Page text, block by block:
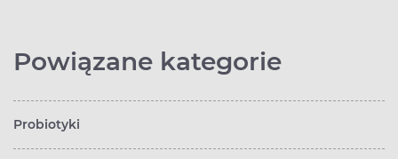
Powiązane kategorie
Probiotyki